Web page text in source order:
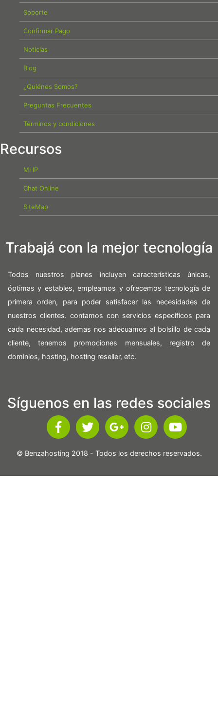
Soporte
Confirmar Pago
Noticias
Blog
¿Quiénes Somos?
Preguntas Frecuentes
Términos y condiciones
Recursos
MI IP
Chat Online
SiteMap
Trabajá con la mejor tecnología
Todos nuestros planes incluyen características únicas,
óptimas y estables, empleamos y ofrecemos tecnología de
primera orden, para poder satisfacer las necesidades de
nuestros clientes. contamos con servicios especificos para
cada necesidad, ademas nos adecuamos al bolsillo de cada
cliente, tenemos promociones mensuales, registro de
dominios, hosting, hosting reseller, etc.
Síguenos en las redes sociales
© Benzahosting 2018 - Todos los derechos reservados.